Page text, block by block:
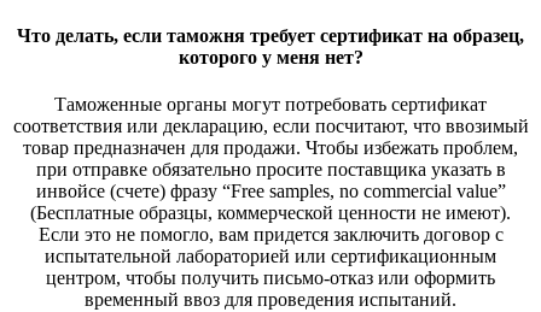
Что делать, если таможня требует сертификат на образец,
которого у меня нет?
Таможенные органы могут потребовать сертификат
соответствия или декларацию, если посчитают, что ввозимый
товар предназначен для продажи. Чтобы избежать проблем,
при отправке обязательно просите поставщика указать в
инвойсе (счете) фразу “Free samples, no commercial value”
(Бесплатные образцы, коммерческой ценности не имеют).
Если это не помогло, вам придется заключить договор с
испытательной лабораторией или сертификационным
центром, чтобы получить письмо-отказ или оформить
временный ввоз для проведения испытаний.